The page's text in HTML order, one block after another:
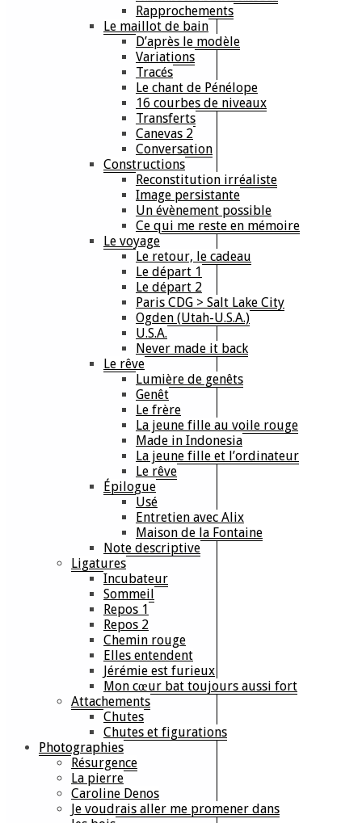
Rapprochements
Le maillot de bain
D’après le modèle
Variations
Tracés
Le chant de Pénélope
16 courbes de niveaux
Transferts
Canevas 2
Conversation
Constructions
Reconstitution irréaliste
Image persistante
Un évènement possible
Ce qui me reste en mémoire
Le voyage
Le retour, le cadeau
Le départ 1
Le départ 2
Paris CDG > Salt Lake City
Ogden (Utah-U.S.A.)
U.S.A.
Never made it back
Le rêve
Lumière de genêts
Genêt
Le frère
La jeune fille au voile rouge
Made in Indonesia
La jeune fille et l’ordinateur
Le rêve
Épilogue
Usé
Entretien avec Alix
Maison de la Fontaine
Note descriptive
Ligatures
Incubateur
Sommeil
Repos 1
Repos 2
Chemin rouge
Elles entendent
Jérémie est furieux
Mon cœur bat toujours aussi fort
Attachements
Chutes
Chutes et figurations
Photographies
Résurgence
La pierre
Caroline Denos
Je voudrais aller me promener dans